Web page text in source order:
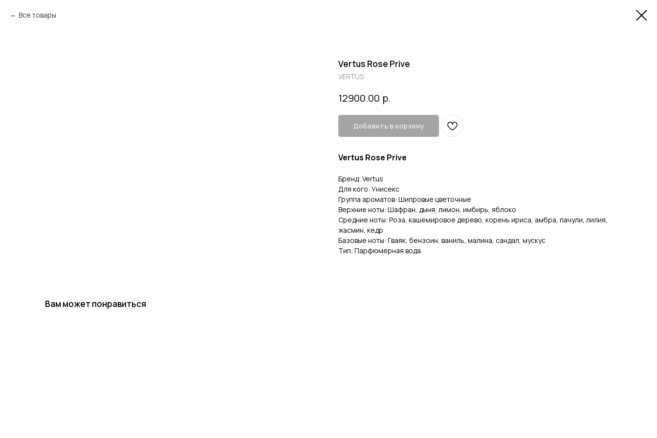
Все товары
Vertus Rose Prive
VERTUS
12900.00 р.
Добавить в корзину
Vertus Rose Prive
Бренд: Vertus
Для кого: Унисекс
Группа ароматов: Шипровые цветочные
Верхние ноты: Шафран, дыня, лимон, имбирь, яблоко
Средние ноты: Роза, кашемировое дерево, корень ириса, амбра, пачули, лилия,
жасмин, кедр
Базовые ноты: Гваяк, бензоин, ваниль, малина, сандал, мускус
Тип: Парфюмерная вода
Вам может понравиться